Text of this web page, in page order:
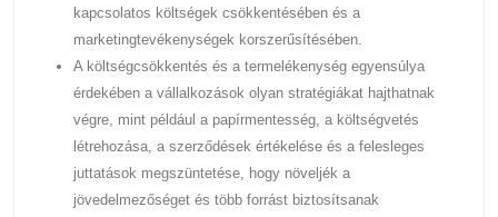
kapcsolatos költségek csökkentésében és a
marketingtevékenységek korszerűsítésében.
A költségcsökkentés és a termelékenység egyensúlya
érdekében a vállalkozások olyan stratégiákat hajthatnak
végre, mint például a papírmentesség, a költségvetés
létrehozása, a szerződések értékelése és a felesleges
juttatások megszüntetése, hogy növeljék a
jövedelmezőséget és több forrást biztosítsanak